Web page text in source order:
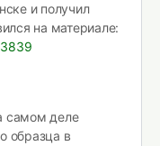
и получил
на материале:
самом деле
образца в